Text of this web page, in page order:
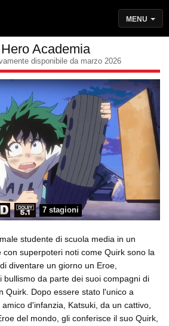
MENU
Academia
disponibile da marzo 2026
7 stagioni
studente di scuola media in un
con superpoteri noti come Quirk sono la
diventare un giorno un Eroe,
bullismo da parte dei suoi compagni di
Quirk. Dopo essere stato l'unico a
d'infanzia, Katsuki, da un cattivo,
del mondo, gli conferisce il suo Quirk,